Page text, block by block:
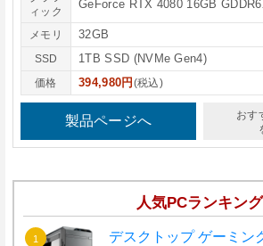
ィック
GeForce RTX 4080 16GB
メモリ 32GB
SSD 1TB SSD (NVMe Gen4)
価格 394,980円 (税込)
製品ページへ
おす
人気PCランキング
デスクトップ ゲーミン